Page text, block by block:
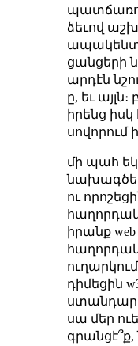
ձեւով
ցանցերի
արդէն
ը, եւ
իրենց
սովորում
մի պահ
ու
իրանք web
դիմեցին
սա մեր
գրանցէ՞ք,